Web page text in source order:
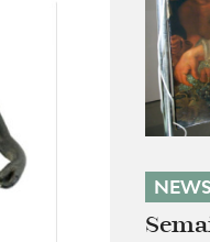
NEWS